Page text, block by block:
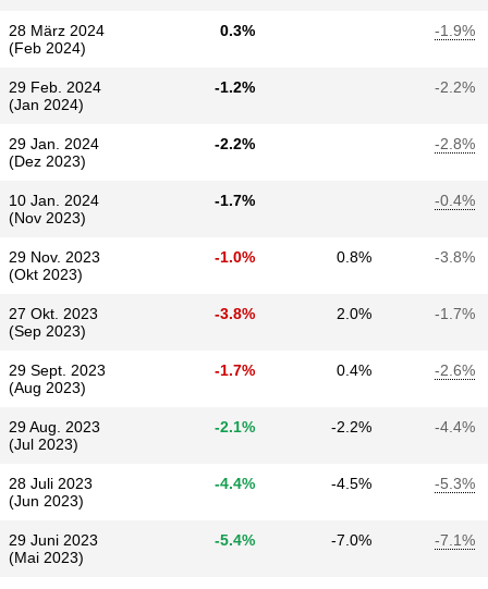
28 März 2024
(Feb 2024)
0.3% -1.9%
29 Feb. 2024
(Jan 2024)
-1.2% -2.2%
29 Jan. 2024
(Dez 2023)
-2.2% -2.8%
10 Jan. 2024
(Nov 2023)
-1.7% -0.4%
29 Nov. 2023
(Okt 2023)
-1.0% 0.8% -3.8%
27 Okt. 2023
(Sep 2023)
-3.8% 2.0% -1.7%
29 Sept. 2023
(Aug 2023)
-1.7% 0.4% -2.6%
29 Aug. 2023
(Jul 2023)
-2.1% -2.2% -4.4%
28 Juli 2023
(Jun 2023)
-4.4% -4.5% -5.3%
29 Juni 2023
(Mai 2023)
-5.4% -7.0% -7.1%